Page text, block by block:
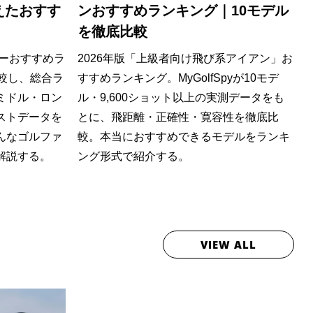
たおすす
おすすめラ
し、総合ラ
ドル・ロン
トデータを
なゴルファ
する。
ンおすすめランキング｜10モデル
を徹底比較
2026年版「上級者向け飛び系アイアン」お
すすめランキング。MyGolfSpyが10モデ
ル・9,600ショット以上の実測データをも
とに、飛距離・正確性・寛容性を徹底比
較。本当におすすめできるモデルをランキ
ング形式で紹介する。
VIEW ALL